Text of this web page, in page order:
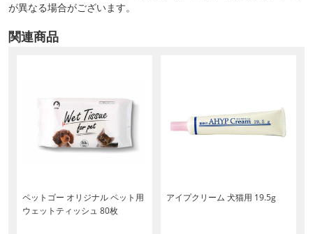
が異なる場合がございます。
関連商品
ペットゴー オリジナル ペット用
ウェットティッシュ 80枚
アイプクリーム 犬猫用 19.5g